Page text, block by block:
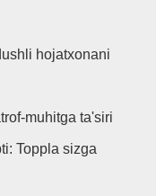
hojatxonani
muhitga ta'siri
Toppla sizga